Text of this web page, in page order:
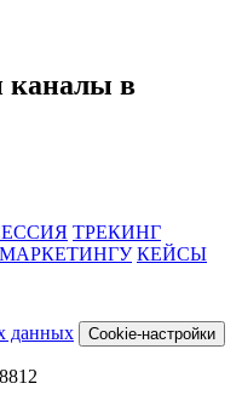
каналы в
ТРЕКИНГ
КЕЙСЫ
данных Cookie-настройки